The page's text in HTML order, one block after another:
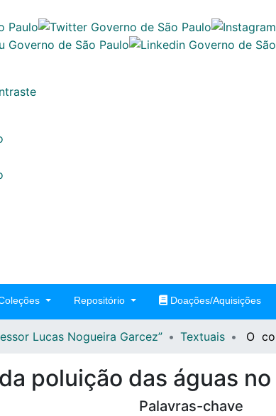
Repositório Doações/Aquisições
Lucas Nogueira Garcez” Textuais O
poluição das águas
Palavras-chave